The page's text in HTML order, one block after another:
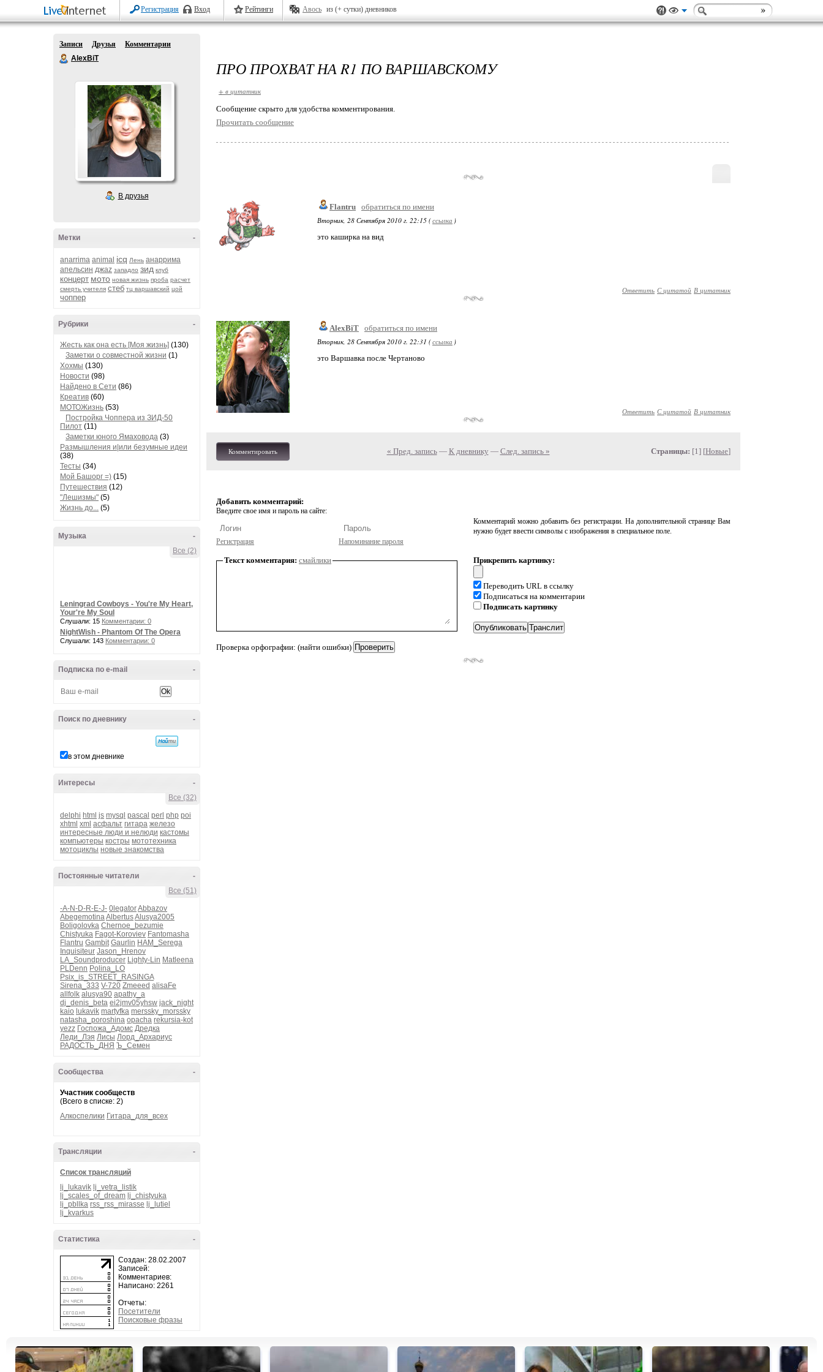
Регистрация Вход Рейтинги Авось из (+ сутки) дневников
Записи Друзья
Комментарии
AlexBiT
В друзья
-
Метки
anarrima animal icq Лень анаррима
апельсин джаz западло зид клуб
концерт мото новая жизнь проба расчет
смерть учителя стеб тц варшавский цой
чоппер
-
Рубрики
Жесть как она есть [Моя жизнь] (130)
Заметки о совместной жизни (1)
Хохмы (130)
Новости (98)
Найдено в Сети (86)
Креатив (60)
МОТОЖизнь (53)
Постройка Чоппера из ЗИД-50
Пилот (11)
Заметки юного Ямаховода (3)
Размышления и|или безумные идеи
(38)
Тесты (34)
Мой Башорг =) (15)
Путешествия (12)
"Лешизмы" (5)
Жизнь до... (5)
-
Музыка
Все (2)
Leningrad Cowboys - You're My Heart,
Your're My Soul
Слушали: 15 Комментарии: 0
NightWish - Phantom Of The Opera
Слушали: 143 Комментарии: 0
-
Подписка по e-mail
-
Поиск по дневнику
в этом дневнике
-
Интересы
Все (32)
delphi html js mysql pascal perl php poi
xhtml xml асфальт гитара железо
интересные люди и нелюди кастомы
компьютеры костры мототехника
мотоциклы новые знакомства
-
Постоянные читатели
Все (51)
-A-N-D-R-E-J- 0legatorAbbazov
AbegemotinaAlbertusAlusya2005
Boligolovka Chernoe_bezumie
Chistyuka Fagot-Koroviev Fantomasha
Flantru Gambit Gaurlin HAM_Serega
Inquisiteur Jason_Hrenov
LA_Soundproducer Lighty-Lin Matleena
PLDenn Polina_LO
Psix_is_STREET_RASINGA
Sirena_333 V-720 Zmeeed alisaFe
allfolk alusya90 apathy_a
dj_denis_beta ei2jmv05yhsw jack_night
kaio lukavik martyfka merssky_morssky
natasha_poroshina opacha rekursia-kot
yezz Госпожа_Адомс Дредка
Леди_Лэя Лисы Лорд_Архариус
РАДОСТЬ_ДНЯ Ъ_Семен
-
Сообщества
Участник сообществ
(Всего в списке: 2)
Алкоспелики Гитара_для_всех
-
Трансляции
Список трансляций
lj_lukavik lj_vetra_listik
lj_scales_of_dream lj_chistyuka
lj_pbllka rss_rss_mirasse lj_lutiel
lj_kvarkus
-
Статистика
Создан: 28.02.2007
Записей:
Комментариев:
Написано: 2261
Отчеты:
Посетители
Поисковые фразы
ПРО ПРОХВАТ НА R1 ПО ВАРШАВСКОМУ
+ в цитатник
Cообщение скрыто для удобства комментирования.
Прочитать сообщение
Flantru обратиться по имени
Вторник, 28 Сентября 2010 г. 22:15 (ссылка )
это каширка на вид
Ответить С цитатой В цитатник
AlexBiT обратиться по имени
Вторник, 28 Сентября 2010 г. 22:31 (ссылка )
это Варшавка после Чертаново
Ответить С цитатой В цитатник
Комментировать « Пред. запись— К дневнику — След. запись » Страницы: [1] [Новые]
Добавить комментарий:
Введите свое имя и пароль на сайте:
Регистрация Напоминание пароля
Комментарий можно добавить без регистрации. На дополнительной странице Вам
нужно будет ввести символы с изображения в специальное поле.
Текст комментария: смайлики
Проверка орфографии: (найти ошибки)
Прикрепить картинку:
Переводить URL в ссылку
Подписаться на комментарии
Подписать картинку